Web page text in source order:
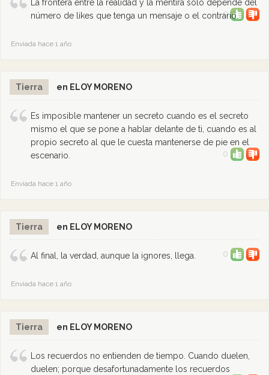
La frontera entre la realidad y la mentira solo depende del
número de likes que tenga un mensaje o el contrario.
0
Enviada hace 1 año
Tierra en ELOY MORENO
Es imposible mantener un secreto cuando es el secreto
mismo el que se pone a hablar delante de ti, cuando es al
propio secreto al que le cuesta mantenerse de pie en el
escenario.
0
Enviada hace 1 año
Tierra en ELOY MORENO
Al final, la verdad, aunque la ignores, llega. 0
Enviada hace 1 año
Tierra en ELOY MORENO
Los recuerdos no entienden de tiempo. Cuando duelen,
duelen; porque desafortunadamente los recuerdos